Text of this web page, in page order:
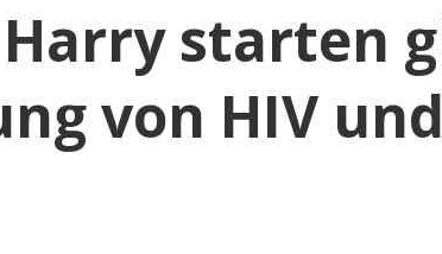
starten
von HIV